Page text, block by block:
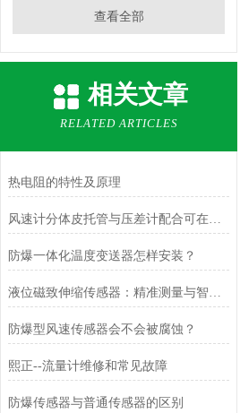
查看全部
相关文章
RELATED ARTICLES
热电阻的特性及原理
风速计分体皮托管与压差计配合可在哪些场合使用？
防爆一体化温度变送器怎样安装？
液位磁致伸缩传感器：精准测量与智能应用
防爆型风速传感器会不会被腐蚀？
熙正--流量计维修和常见故障
防爆传感器与普通传感器的区别